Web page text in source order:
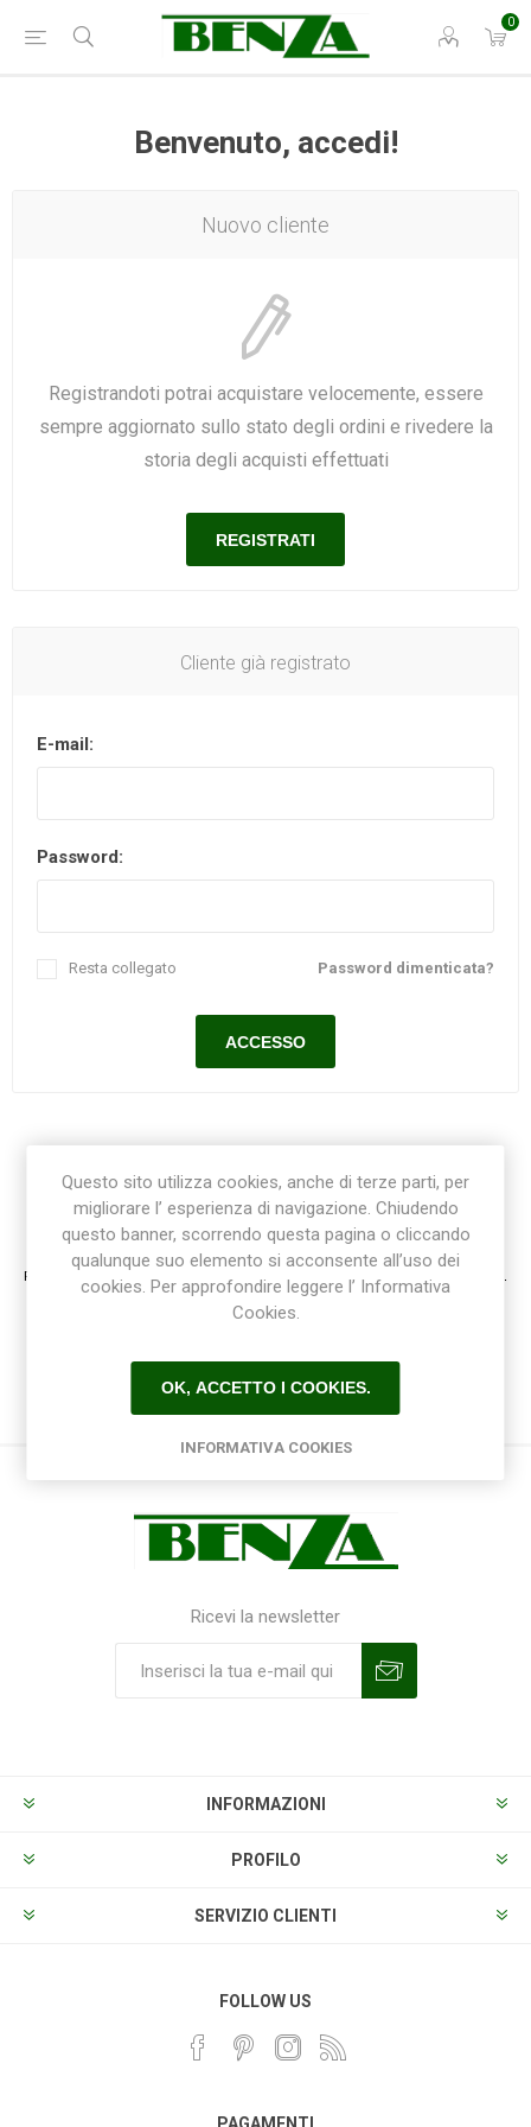
0
Benvenuto, accedi!
Nuovo cliente
Registrandoti potrai acquistare velocemente, essere
sempre aggiornato sullo stato degli ordini e rivedere la
storia degli acquisti effettuati
Cliente già registrato
E-mail:
Password:
Password dimenticata?
Resta collegato
Registrazione / Login
Registrati e accedi al sito per ottenere l'esperienza migliore e ottenere tutti i vantaggi.
Ricevi la newsletter
INFORMAZIONI
PROFILO
SERVIZIO CLIENTI
FOLLOW US
Questo sito utilizza cookies, anche di terze parti, per
migliorare l’ esperienza di navigazione. Chiudendo
questo banner, scorrendo questa pagina o cliccando
qualunque suo elemento si acconsente all’uso dei
cookies. Per approfondire leggere l’ Informativa
Cookies.
OK, ACCETTO I COOKIES.
INFORMATIVA COOKIES